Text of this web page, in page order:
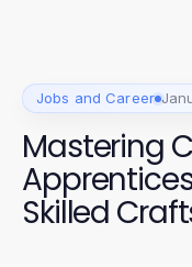
Jobs and Career
Mastering
Skilled